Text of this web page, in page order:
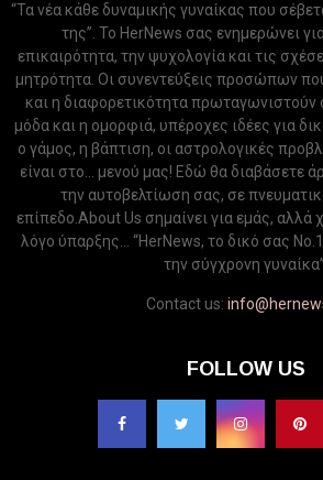
“Τα νέα κάθε δυναμικής γυναίκας που
της”. Το HerNews σας ενημερώνει
επικαιρότητα, την ψυχολογία και τις
μητρότητα. Οι συνεντεύξεις προσώπων
και η διαφορετικότητα πρωταγωνιστούν
μόδα και η ομορφιά, υπέροχες ιδέες για
ο γάμος, η βάπτιση, οι αστρολογικές
είναι στο... μενού μας! Εδώ θα διαβάσετε
την αυτοβελτίωση σας, σε
επίπεδο.About Us σημαίνει για εμάς, αλλά
λόγο ύπαρξης... “HerNews, το δικό σας
την σύγχρονη γυναίκα”.
Contact us:
FOLLOW US